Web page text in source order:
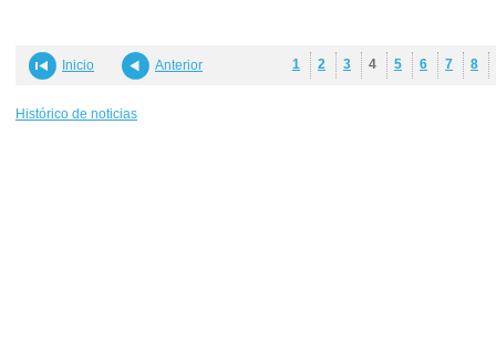
Inicio Anterior 1 2 3 4 5 6 7 8
Histórico de noticias